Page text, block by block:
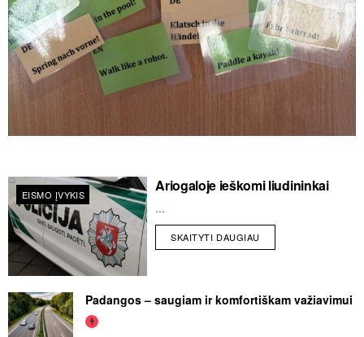
EISMO ĮVYKIS Ariogaloje ieškomi liudininkai
...
SKAITYTI DAUGIAU
Padangos – saugiam ir komfortiškam važiavimui